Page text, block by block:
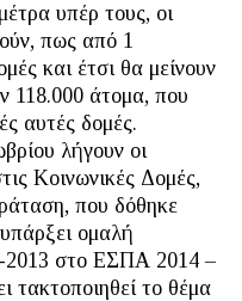
υπέρ τους, οι
πως από 1
και έτσι θα μείνουν
118.000 άτομα, που
αυτές δομές.
λήγουν οι
Κοινωνικές Δομές,
που δόθηκε
ομαλή
στο ΕΣΠΑ 2014 –
τακτοποιηθεί το θέμα